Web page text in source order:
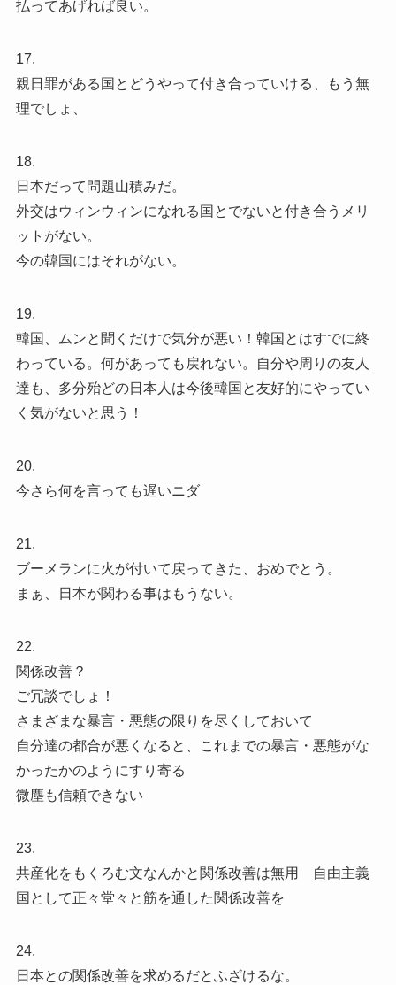
払ってあげれば良い。
17.
親日罪がある国とどうやって付き合っていける、もう無
理でしょ、
18.
日本だって問題山積みだ。
外交はウィンウィンになれる国とでないと付き合うメリ
ットがない。
今の韓国にはそれがない。
19.
韓国、ムンと聞くだけで気分が悪い！韓国とはすでに終
わっている。何があっても戻れない。自分や周りの友人
達も、多分殆どの日本人は今後韓国と友好的にやってい
く気がないと思う！
20.
今さら何を言っても遅いニダ
21.
ブーメランに火が付いて戻ってきた、おめでとう。
まぁ、日本が関わる事はもうない。
22.
関係改善？
ご冗談でしょ！
さまざまな暴言・悪態の限りを尽くしておいて
自分達の都合が悪くなると、これまでの暴言・悪態がな
かったかのようにすり寄る
微塵も信頼できない
23.
共産化をもくろむ文なんかと関係改善は無用 自由主義
国として正々堂々と筋を通した関係改善を
24.
日本との関係改善を求めるだとふざけるな。